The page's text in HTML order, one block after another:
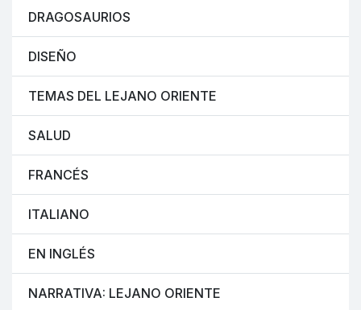
DRAGOSAURIOS
DISEÑO
TEMAS DEL LEJANO ORIENTE
SALUD
FRANCÉS
ITALIANO
EN INGLÉS
NARRATIVA: LEJANO ORIENTE